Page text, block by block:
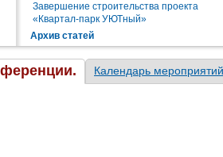
Завершение строительства проекта
«Квартал-парк УЮТный»
Архив статей
Календарь мероприятий